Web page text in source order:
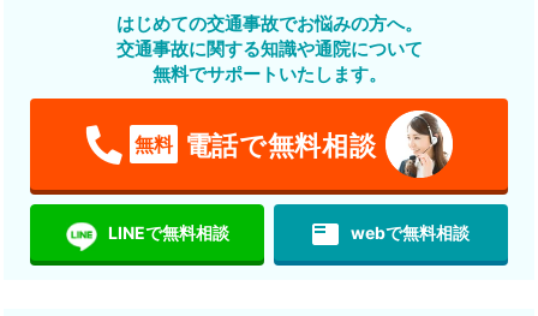
はじめての交通事故でお悩みの方へ。
交通事故に関する知識や通院について
無料でサポートいたします。
無料 電話で無料相談
LINEで無料相談 featured_play_list webで無料相談